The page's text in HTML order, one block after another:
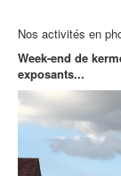
Nos activités en
Week-end de
exposants...